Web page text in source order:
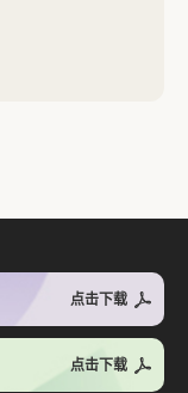
点击下载
点击下载